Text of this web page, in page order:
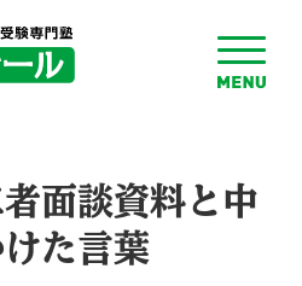
toggle
menu
面談資料と中
た言葉